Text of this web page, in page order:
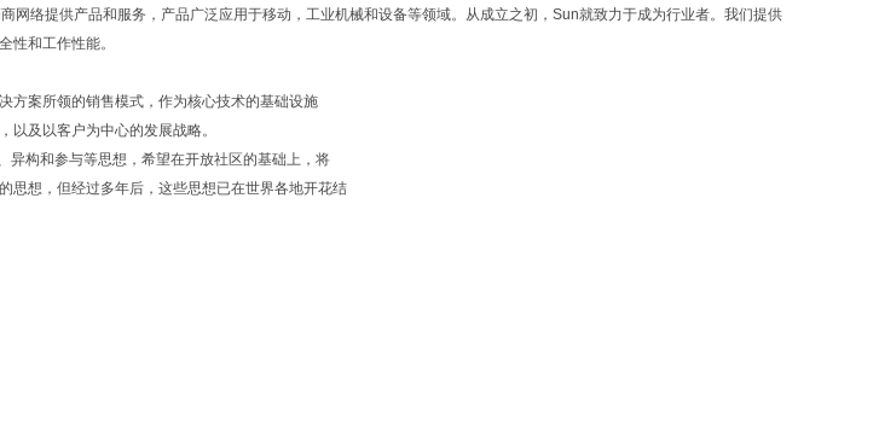
网络提供产品和服务，产品广泛应用于移动，工业机械和设备等领域。从成立之初，Sun就致力于成为行业者。我们提供
性和工作性能。
方案所领的销售模式，作为核心技术的基础设施
以及以客户为中心的发展战略。
异构和参与等思想，希望在开放社区的基础上，将
思想，但经过多年后，这些思想已在世界各地开花结